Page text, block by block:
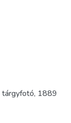
tárgyfotó, 1889